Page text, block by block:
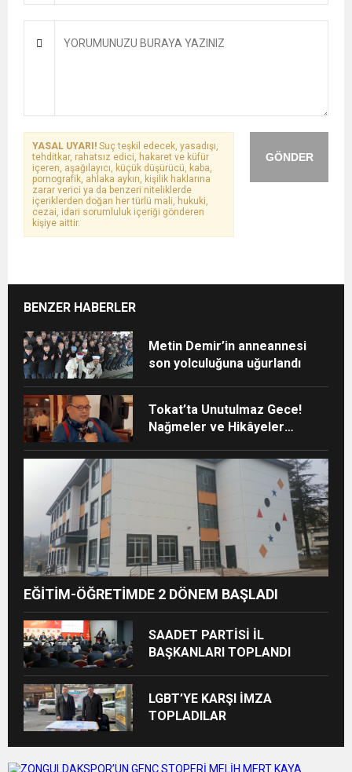
GÖNDER
YASAL UYARI! Suç teşkil edecek, yasadışı,
tehditkar, rahatsız edici, hakaret ve küfür
içeren, aşağılayıcı, küçük düşürücü, kaba,
pornografik, ahlaka aykırı, kişilik haklarına
zarar verici ya da benzeri niteliklerde
içeriklerden doğan her türlü mali, hukuki,
cezai, idari sorumluluk içeriği gönderen
kişiye aittir.
BENZER HABERLER
Metin Demir’in anneannesi
son yolculuğuna uğurlandı
Tokat’ta Unutulmaz Gece!
Nağmeler ve Hikâyeler
EĞİTİM-ÖĞRETİMDE 2 DÖNEM BAŞLADI
SAADET PARTİSİ İL
BAŞKANLARI TOPLANDI
LGBT’YE KARŞI İMZA
TOPLADILAR